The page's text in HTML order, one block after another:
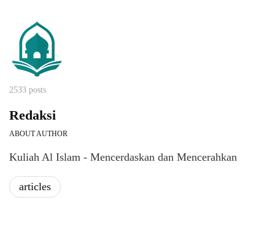
2533 posts
Redaksi
ABOUT AUTHOR
Kuliah Al Islam - Mencerdaskan dan Mencerahkan
articles